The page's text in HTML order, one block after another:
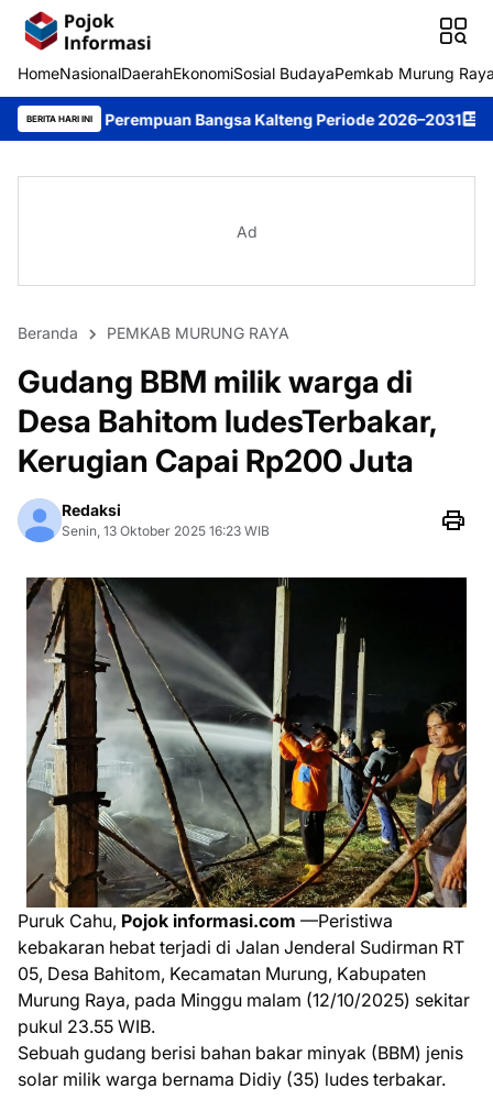
HomeNasionalDaerahEkonomiSosial BudayaPemkab Murung
BERITA HARI INI
Bangsa Kalteng Periode 2026–2031 DPRD Murung Raya
Ad
Beranda PEMKAB MURUNG RAYA
Gudang BBM milik warga di
Desa Bahitom ludesTerbakar,
Kerugian Capai Rp200 Juta
Redaksi
Senin, 13 Oktober 2025 16:23 WIB
Puruk Cahu, Pojok informasi.com —Peristiwa
kebakaran hebat terjadi di Jalan Jenderal Sudirman RT
05, Desa Bahitom, Kecamatan Murung, Kabupaten
Murung Raya, pada Minggu malam (12/10/2025) sekitar
pukul 23.55 WIB.
Sebuah gudang berisi bahan bakar minyak (BBM) jenis
solar milik warga bernama Didiy (35) ludes terbakar.